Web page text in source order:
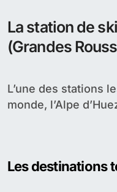
La station de
(Grandes
L’une des stations les plus célèbres dans le
monde, l’Alpe
Les destinations